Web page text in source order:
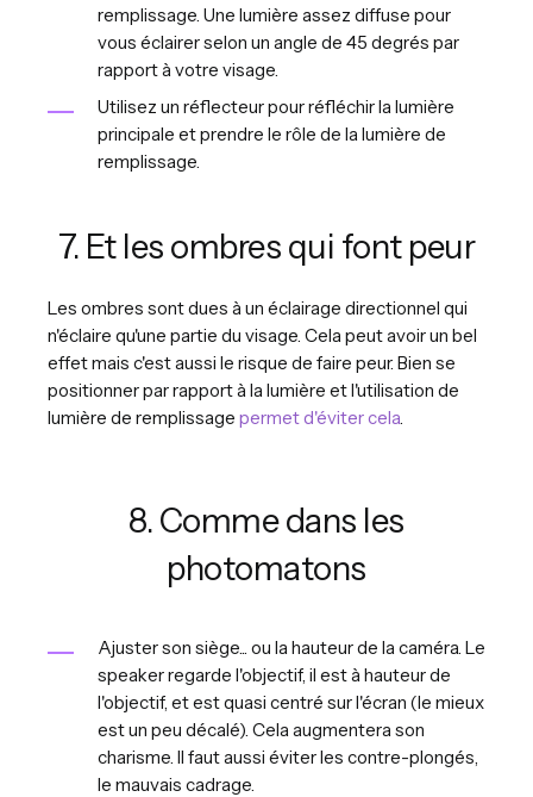
remplissage. Une lumière assez diffuse pour
vous éclairer selon un angle de 45 degrés par
rapport à votre visage.
Utilisez un réflecteur pour réfléchir la lumière
principale et prendre le rôle de la lumière de
remplissage.
7. Et les ombres qui font peur
Les ombres sont dues à un éclairage directionnel qui
n'éclaire qu'une partie du visage. Cela peut avoir un bel
effet mais c'est aussi le risque de faire peur. Bien se
positionner par rapport à la lumière et l'utilisation de
lumière de remplissage permet d'éviter cela.
8. Comme dans les
photomatons
Ajuster son siège... ou la hauteur de la caméra. Le
speaker regarde l'objectif, il est à hauteur de
l'objectif, et est quasi centré sur l'écran (le mieux
est un peu décalé). Cela augmentera son
charisme. Il faut aussi éviter les contre-plongés,
le mauvais cadrage.